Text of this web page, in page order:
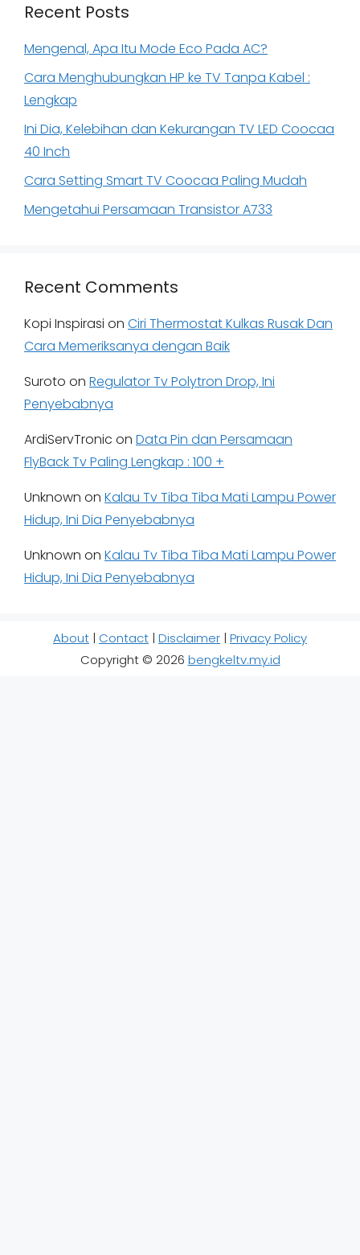
Recent Posts
Mengenal, Apa Itu Mode Eco Pada AC?
Cara Menghubungkan HP ke TV Tanpa Kabel :
Lengkap
Ini Dia, Kelebihan dan Kekurangan TV LED Coocaa
40 Inch
Cara Setting Smart TV Coocaa Paling Mudah
Mengetahui Persamaan Transistor A733
Recent Comments
Kopi Inspirasi on Ciri Thermostat Kulkas Rusak Dan
Cara Memeriksanya dengan Baik
Suroto on Regulator Tv Polytron Drop, Ini
Penyebabnya
ArdiServTronic on Data Pin dan Persamaan
FlyBack Tv Paling Lengkap : 100 +
Unknown on Kalau Tv Tiba Tiba Mati Lampu Power
Hidup, Ini Dia Penyebabnya
Unknown on Kalau Tv Tiba Tiba Mati Lampu Power
Hidup, Ini Dia Penyebabnya
About | Contact | Disclaimer | Privacy Policy
Copyright © 2026 bengkeltv.my.id